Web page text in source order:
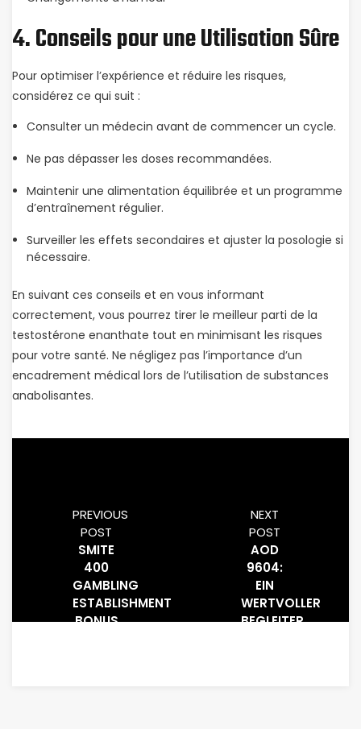
4. Conseils pour une Utilisation Sûre
Pour optimiser l’expérience et réduire les risques,
considérez ce qui suit :
Consulter un médecin avant de commencer un cycle.
Ne pas dépasser les doses recommandées.
Maintenir une alimentation équilibrée et un programme
d’entraînement régulier.
Surveiller les effets secondaires et ajuster la posologie si
nécessaire.
En suivant ces conseils et en vous informant
correctement, vous pourrez tirer le meilleur parti de la
testostérone enanthate tout en minimisant les risques
pour votre santé. Ne négligez pas l’importance d’un
encadrement médical lors de l’utilisation de substances
anabolisantes.
PREVIOUS
POST
SMITE
400
GAMBLING
ESTABLISHMENT
BONUS
NEXT
POST
AOD
9604:
EIN
WERTVOLLER
BEGLEITER